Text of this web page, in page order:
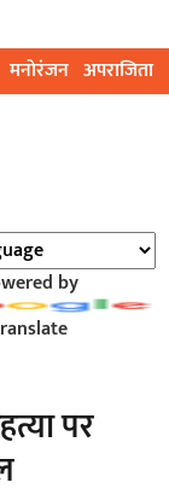
मनोरंजन अपराजिता
by
पर